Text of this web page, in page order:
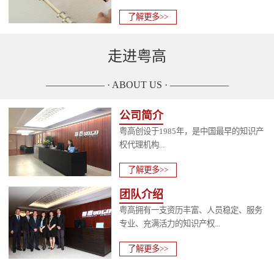
了解更多>>
走进粤高
—————— · ABOUT US · ——————
公司简介
粤高创设于1985年，是中国最早的知识产
权代理机构...
了解更多>>
团队介绍
粤高拥有一支资历丰富、人员稳定、服务
专业、充满活力的知识产权...
了解更多>>